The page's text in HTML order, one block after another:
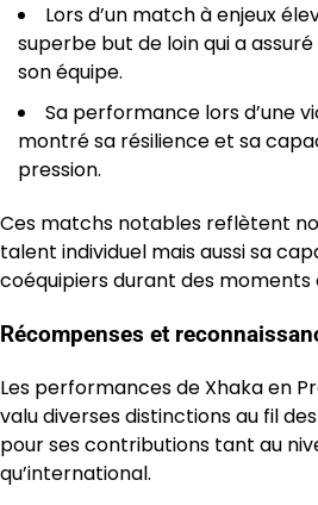
Lors d’un match à enjeux
superbe but de loin qui a
son équipe.
Sa performance lors d’une
montré sa résilience et sa
pression.
Ces matchs notables reflètent
talent individuel mais aussi sa
coéquipiers durant des moments
Récompenses et
Les performances de Xhaka en
valu diverses distinctions au fil
pour ses contributions tant au
qu’international.